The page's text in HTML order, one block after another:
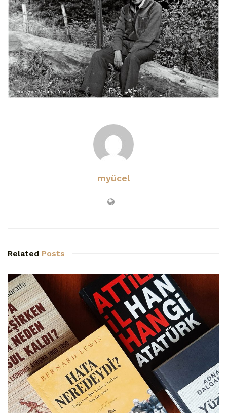
myücel
Related Posts